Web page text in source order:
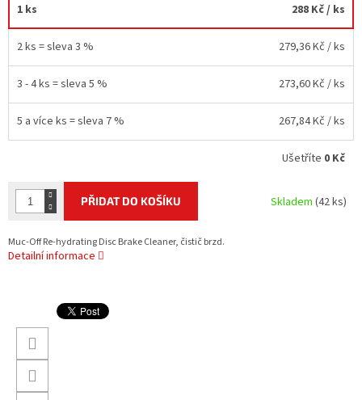
1 ks 288 Kč/ ks
2 ks = sleva 3 % 279,36 Kč / ks
3 - 4 ks = sleva 5 % 273,60 Kč / ks
5 a více ks = sleva 7 % 267,84 Kč / ks
Ušetříte 0 Kč
PŘIDAT DO KOŠÍKU Skladem(42 ks)
Muc-Off Re-hydrating Disc Brake Cleaner, čistič brzd.
Detailní informace